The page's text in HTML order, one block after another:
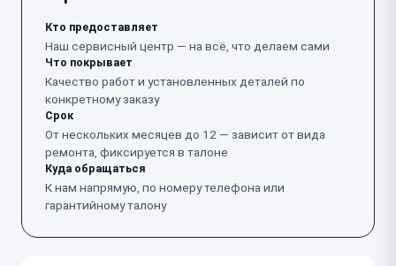
Кто предоставляет
Наш сервисный центр — на всё, что делаем сами
Что покрывает
Качество работ и установленных деталей по
конкретному заказу
Срок
От нескольких месяцев до 12 — зависит от вида
ремонта, фиксируется в талоне
Куда обращаться
К нам напрямую, по номеру телефона или
гарантийному талону